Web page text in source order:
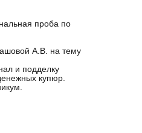
проба по
А.В. на тему
и подделку
купюр.